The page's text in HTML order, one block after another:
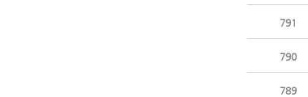
791
790
789